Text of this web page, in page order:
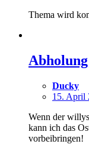
Thema wird
Ducky
15. April
Wenn der
kann ich das
vorbeibringen!